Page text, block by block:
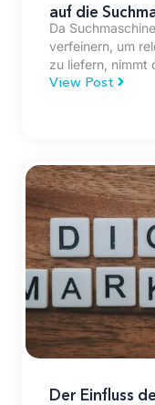
auf die
Da
verfeinern, um
zu liefern, nimmt
View Post
Der Einfluss